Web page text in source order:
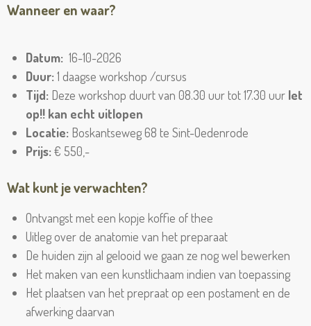
Wanneer en waar?
Datum: 16-10-2026
Duur: 1 daagse workshop /cursus
Tijd: Deze workshop duurt van 08.30 uur tot 17.30 uur let
op!! kan echt uitlopen
Locatie: Boskantseweg 68 te Sint-Oedenrode
Prijs: € 550,-
Wat kunt je verwachten?
Ontvangst met een kopje koffie of thee
Uitleg over de anatomie van het preparaat
De huiden zijn al gelooid we gaan ze nog wel bewerken
Het maken van een kunstlichaam indien van toepassing
Het plaatsen van het prepraat op een postament en de
afwerking daarvan